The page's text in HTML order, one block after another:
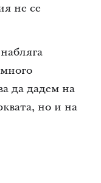
не се
да дадем на
но и на